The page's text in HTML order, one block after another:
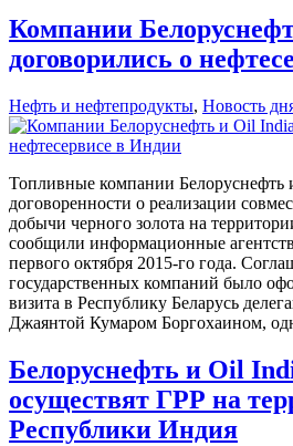
Компании
договорились о
Нефть и нефтепродукты, Новость
Топливные компании Белоруснефть
договоренности о реализации
добычи черного золота на
сообщили информационные
первого октября 2015-го года.
государственных компаний было
визита в Республику Беларусь
Джаянтой Кумаром Боргохаином,
Белоруснефть и Oil
осуществят ГРР на
Республики Индия